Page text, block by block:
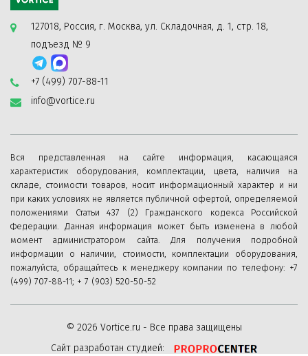
127018, Россия, г. Москва, ул. Складочная, д. 1, стр. 18,
подъезд № 9
+7 (499) 707-88-11
info@vortice.ru
Вся представленная на сайте информация, касающаяся
характеристик оборудования, комплектации, цвета, наличия на
складе, стоимости товаров, носит информационный характер и ни
при каких условиях не является публичной офертой, определяемой
положениями Статьи 437 (2) Гражданского кодекса Российской
Федерации. Данная информация может быть изменена в любой
момент администратором сайта. Для получения подробной
информации о наличии, стоимости, комплектации оборудования,
пожалуйста, обращайтесь к менеджеру компании по телефону: +7
(499) 707-88-11; + 7 (903) 520-50-52
© 2026 Vortice.ru - Все права защищены
Сайт разработан студией: